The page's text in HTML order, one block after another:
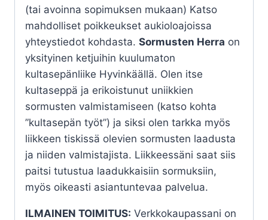
(tai avoinna sopimuksen mukaan) Katso
mahdolliset poikkeukset aukioloajoissa
yhteystiedot kohdasta. Sormusten Herra on
yksityinen ketjuihin kuulumaton
kultasepänliike Hyvinkäällä. Olen itse
kultaseppä ja erikoistunut uniikkien
sormusten valmistamiseen (katso kohta
”kultasepän työt”) ja siksi olen tarkka myös
liikkeen tiskissä olevien sormusten laadusta
ja niiden valmistajista. Liikkeessäni saat siis
paitsi tutustua laadukkaisiin sormuksiin,
myös oikeasti asiantuntevaa palvelua.
ILMAINEN TOIMITUS: Verkkokaupassani on